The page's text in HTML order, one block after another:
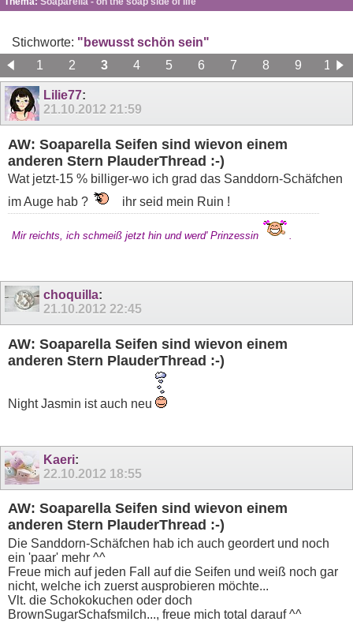
Stichworte: "bewusst schön sein"
1
2 3 4 5 6 7 8 9
10
11
12
Lilie77:
21.10.2012 21:59
AW: Soaparella Seifen sind wievon einem
anderen Stern PlauderThread :-)
Wat jetzt-15 % billiger-wo ich grad das Sanddorn-Schäfchen
im Auge hab ?
ihr seid mein Ruin !
Mir reichts, ich schmeiß jetzt hin und werd' Prinzessin .
choquilla:
21.10.2012 22:45
AW: Soaparella Seifen sind wievon einem
anderen Stern PlauderThread :-)
Night Jasmin ist auch neu
Kaeri:
22.10.2012 18:55
AW: Soaparella Seifen sind wievon einem
anderen Stern PlauderThread :-)
Die Sanddorn-Schäfchen hab ich auch geordert und noch
ein 'paar' mehr ^^
Freue mich auf jeden Fall auf die Seifen und weiß noch gar
nicht, welche ich zuerst ausprobieren möchte...
Vlt. die Schokokuchen oder doch
BrownSugarSchafsmilch..., freue mich total darauf ^^